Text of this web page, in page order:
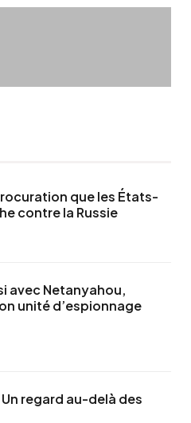
que les États-
contre la Russie
avec Netanyahou,
unité d’espionnage
regard au-delà des